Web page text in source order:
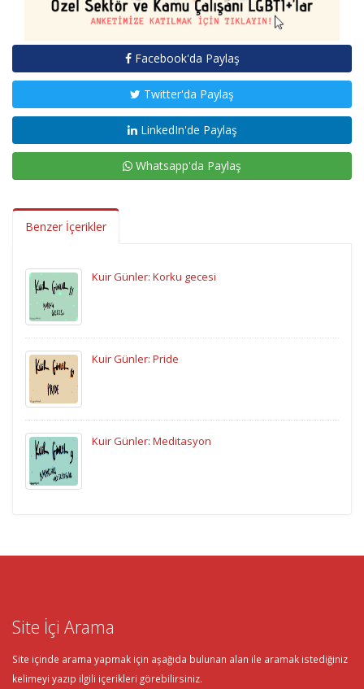
Facebook'da Paylaş
Twitter'da Paylaş
LinkedIn'de Paylaş
Whatsapp'da Paylaş
Benzer İçerikler
Kuir Günler: Korku gecesi
Kuir Günler: Pride
Kuir Günler: Meditasyon
Site İçi Arama
Site içinde arama yapmak için aşağıda bulunan alan ile aramak istediğiniz
kelimeyi yazıp ilgili içerikleri görebilirsiniz.